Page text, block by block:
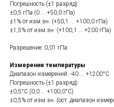
Погрешность (±1 разряд):
±0,5 гПа (0 ... +50,0 гПа)
±1% от изм.зн. (+50,1 ... +100,0 гПа)
±1,5% от изм.зн. (+100,1 ... +200 гПа)
Разрешение: 0,01 гПа
Измерение температуры
Диапазон измерений: -40 ... +1200°C
Погрешность (±1 разряд):
±0,5°C (0,0 ... +100,0°C)
±0,5% от изм.зн. (ост. диапазон